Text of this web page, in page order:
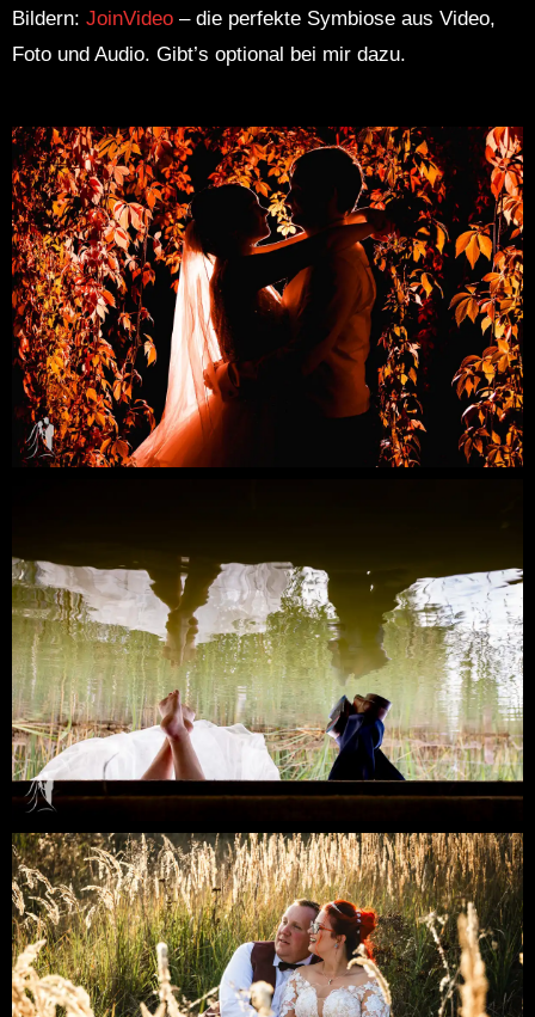
Bildern: JoinVideo – die perfekte Symbiose aus Video,
Foto und Audio. Gibt’s optional bei mir dazu.